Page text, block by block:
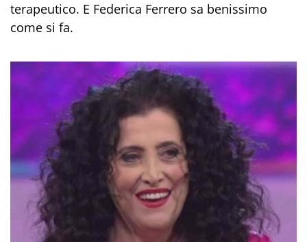
terapeutico. E Federica Ferrero sa benissimo
come si fa.